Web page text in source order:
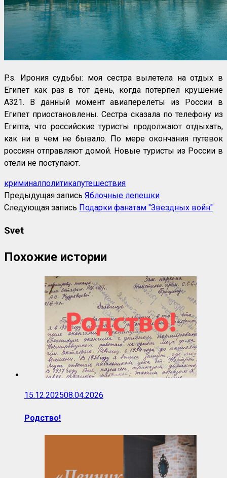
P.s. Ирония судьбы: моя сестра вылетела на отдых в
Египет как раз в тот день, когда потерпел крушение
А321. В данный момент авиаперелеты из России в
Египет приостановлены. Сестра сказала по телефону из
Египта, что российские туристы продолжают отдыхать,
как ни в чем не бывало. По мере окончания путевок
россиян отправляют домой. Новые туристы из России в
отели не поступают.
криминалполитикапутешествия
Предыдущая запись Яблочные лепешки
Следующая запись Подарки фанатам "Звездных войн"
Svet
Похожие истории
15.12.202508.04.2026
Родство!